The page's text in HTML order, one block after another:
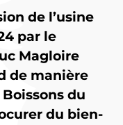
de l’usine
par le
Magloire
de manière
du
du bien-